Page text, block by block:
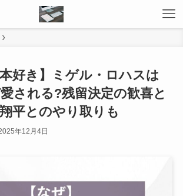
本好き】ミゲル・ロハスは
される?残留決定の歓喜と
平とのやり取りも
年12月4日